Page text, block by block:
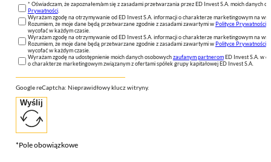
* Oświadczam, że zapoznałem/am się z zasadami przetwarzania przez ED Invest S.A. moich danych
Prywatności.
Wyrażam zgodę na otrzymywanie od ED Invest S.A. informacji o charakterze marketingowym na
Rozumiem, że moje dane będą przetwarzane zgodnie z zasadami zawartymi wPolityce Prywatności
wycofać w każdym czasie.
Wyrażam zgodę na otrzymywanie od ED Invest S.A. informacji o charakterze marketingowym na
Rozumiem, że moje dane będą przetwarzane zgodnie z zasadami zawartymi wPolityce Prywatności
wycofać w każdym czasie.
Wyrażam zgodę na udostępnienie moich danych osobowychzaufanym partneromED Invest S.A. w
o charakterze marketingowym związanym z ofertami spółek grupy kapitałowej ED Invest S.A.
Google reCaptcha: Nieprawidłowy klucz witryny.
Wyślij
*Pole obowiązkowe